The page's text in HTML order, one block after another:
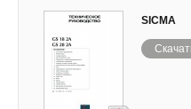
SICMA